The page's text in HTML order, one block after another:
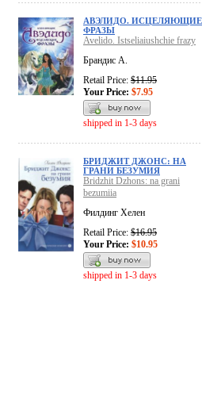
АВЭЛИДО. ИСЦЕЛЯЮЩИЕ
ФРАЗЫ
Avelido. Istseliaiushchie frazy
Брандис А.
Retail Price: $11.95
Your Price: $7.95
shipped in 1-3 days
БРИДЖИТ ДЖОНС: НА
ГРАНИ БЕЗУМИЯ
Bridzhit Dzhons: na grani
bezumiia
Филдинг Хелен
Retail Price: $16.95
Your Price: $10.95
shipped in 1-3 days